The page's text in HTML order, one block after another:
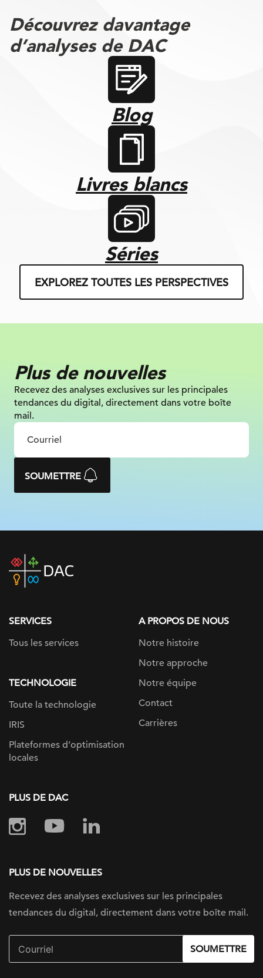
Découvrez davantage
d’analyses de DAC
Blog
Livres blancs
Séries
EXPLOREZ TOUTES LES PERSPECTIVES
Plus de nouvelles
Recevez des analyses exclusives sur les principales
tendances du digital, directement dans votre boîte
mail.
SOUMETTRE
DAC
home
SERVICES
Tous les services
TECHNOLOGIE
Toute la technologie
IRIS
Plateformes d’optimisation
locales
A PROPOS DE NOUS
Notre histoire
Notre approche
Notre équipe
Contact
Carrières
PLUS DE DAC
PLUS DE NOUVELLES
Recevez des analyses exclusives sur les principales
tendances du digital, directement dans votre boîte mail.
SOUMETTRE